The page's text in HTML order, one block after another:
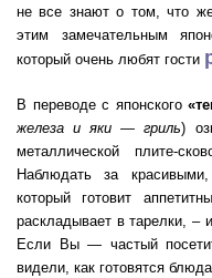
не все знают о том, что
этим замечательным
который очень любят гости
В переводе с японского
железа и яки — гриль)
металлической плите-
Наблюдать за
который готовит
раскладывает в тарелки, –
Если Вы — частый
видели, как готовятся